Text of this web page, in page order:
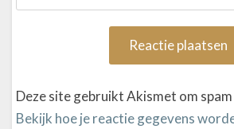
Deze site gebruikt Akismet om
Bekijk hoe je reactie gegevens